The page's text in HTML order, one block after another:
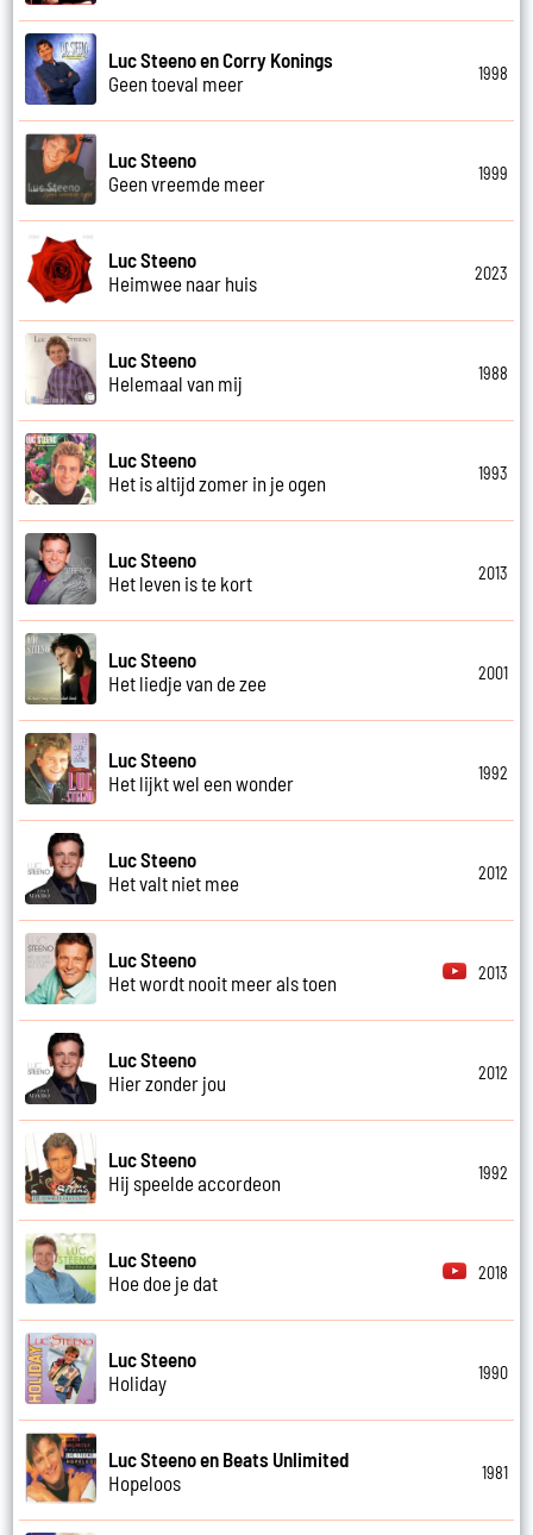
Luc Steeno en Corry Konings
Geen toeval meer
1998
Luc Steeno
Geen vreemde meer
1999
Luc Steeno
Heimwee naar huis
2023
Luc Steeno
Helemaal van mij
1988
Luc Steeno
Het is altijd zomer in je ogen
1993
Luc Steeno
Het leven is te kort
2013
Luc Steeno
Het liedje van de zee
2001
Luc Steeno
Het lijkt wel een wonder
1992
Luc Steeno
Het valt niet mee
2012
Luc Steeno
Het wordt nooit meer als toen
2013
Luc Steeno
Hier zonder jou
2012
Luc Steeno
Hij speelde accordeon
1992
Luc Steeno
Hoe doe je dat
2018
Luc Steeno
Holiday
1990
Luc Steeno en Beats Unlimited
Hopeloos
1981